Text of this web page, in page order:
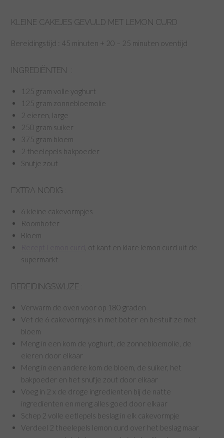
KLEINE CAKEJES GEVULD MET LEMON CURD
Bereidingstijd : 45 minuten + 20 – 25 minuten oventijd
INGREDIËNTEN :
125 gram volle yoghurt
125 gram zonnebloemolie
2 eieren, large
250 gram suiker
375 gram bloem
2 theelepels bakpoeder
Snufje zout
EXTRA NODIG :
6 kleine cakevormpjes
Roomboter
Bloem
, of kant en klare lemon curd uit de
supermarkt
BEREIDINGSWIJZE :
Verwarm de oven voor op 180 graden
Vet de 6 cakevormpjes in met boter en bestuif ze met
bloem
Meng in een kom de yoghurt, de zonnebloemolie, de
eieren door elkaar
Meng in een andere kom de bloem, de suiker, het
bakpoeder en het snufje zout door elkaar
Voeg in 2 x de droge ingredienten bij de natte
ingredienten en meng alles goed door elkaar
Schep 2 volle eetlepels beslag in elk cakevormpje
Verdeel 2 theelepels lemon curd over het beslag maar